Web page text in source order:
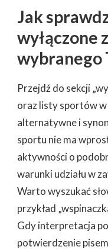
Jak
wyłączone
wybranego
Przejdź do sekcji
oraz listy sportów
alternatywne i
sportu nie ma
aktywności o
warunki udziału w
Warto wyszukać
przykład
Gdy interpretacja
potwierdzenie